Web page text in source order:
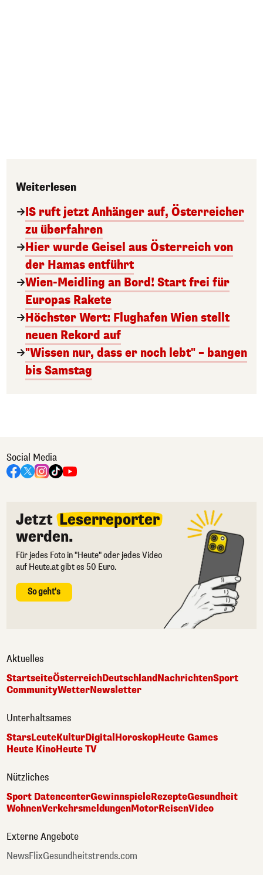
Weiterlesen
IS ruft jetzt Anhänger auf, Österreicher
zu überfahren
Hier wurde Geisel aus Österreich von
der Hamas entführt
Wien-Meidling an Bord! Start frei für
Europas Rakete
Höchster Wert: Flughafen Wien stellt
neuen Rekord auf
"Wissen nur, dass er noch lebt" – bangen
bis Samstag
Social Media
Jetzt Leserreporter
werden.
Für jedes Foto in "Heute" oder jedes Video
auf Heute.at gibt es 50 Euro.
So geht's
Aktuelles
StartseiteÖsterreichDeutschlandNachrichtenSport
CommunityWetterNewsletter
Unterhaltsames
StarsLeuteKulturDigital HoroskopHeute Games
Heute KinoHeute TV
Nützliches
Sport DatencenterGewinnspieleRezepteGesundheit
WohnenVerkehrsmeldungenMotorReisenVideo
Externe Angebote
NewsFlixGesundheitstrends.com